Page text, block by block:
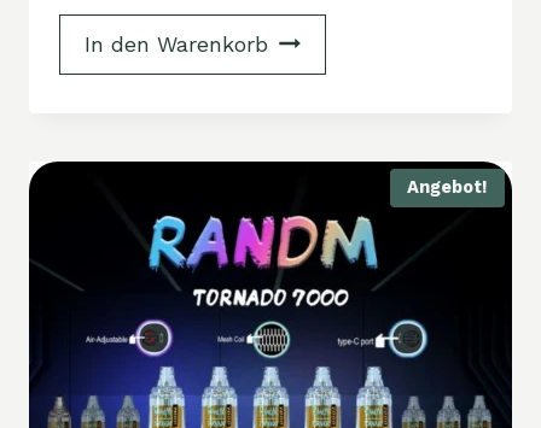
In den Warenkorb
Angebot!